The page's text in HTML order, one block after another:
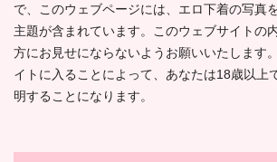
で、このウェブページには、エロ下着の写真
主題が含まれています。このウェブサイトの
方にお見せにならないようお願いいたします
イトに入ることによって、あなたは18歳以上
明することになります。